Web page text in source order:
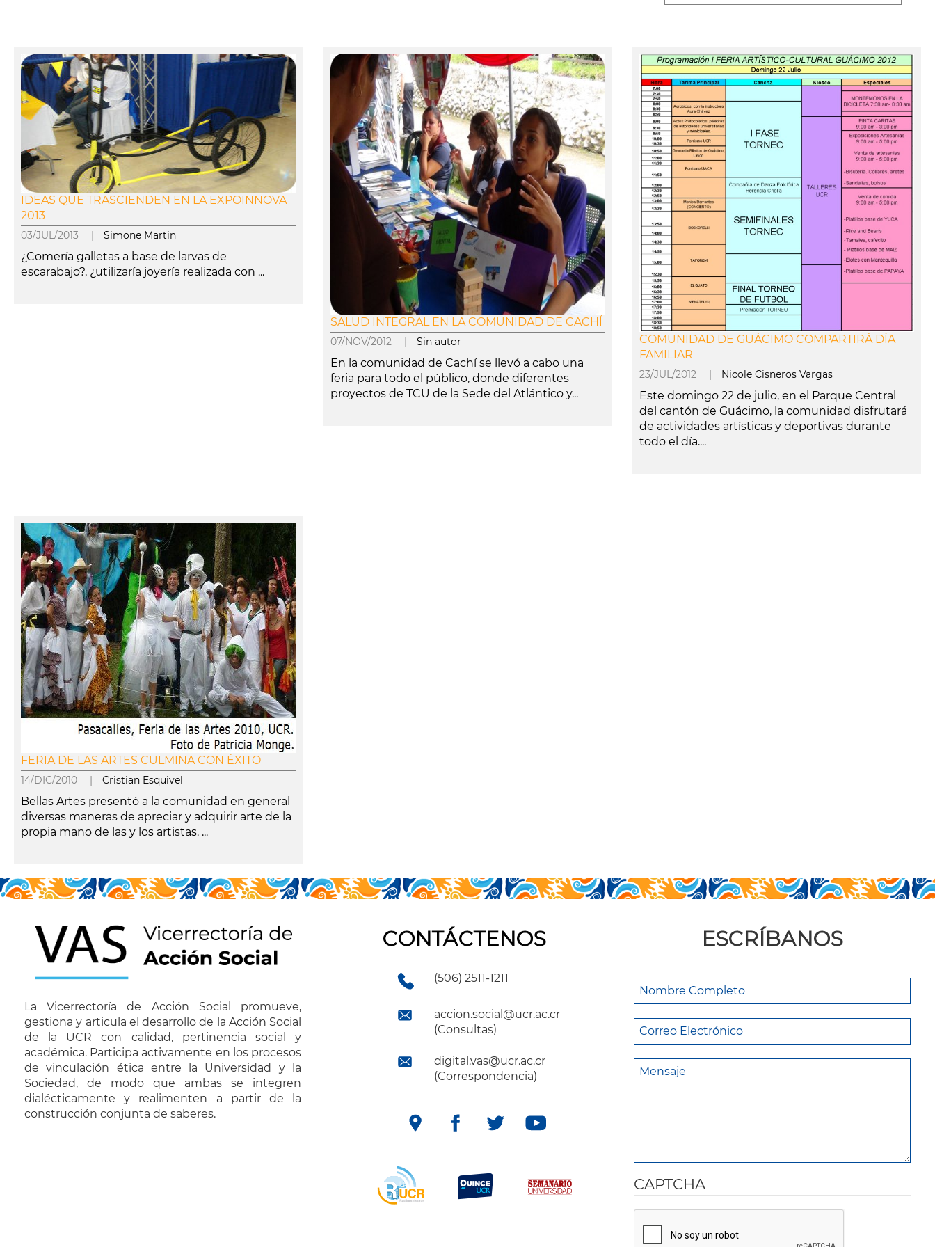
IDEAS QUE TRASCIENDEN EN LA EXPOINNOVA
2013
03/JUL/2013 | Simone Martin
¿Comería galletas a base de larvas de
escarabajo?, ¿utilizaría joyería realizada con ...
SALUD INTEGRAL EN LA COMUNIDAD DE CACHÍ
07/NOV/2012 | Sin autor
En la comunidad de Cachí se llevó a cabo una
feria para todo el público, donde diferentes
proyectos de TCU de la Sede del Atlántico y...
COMUNIDAD DE GUÁCIMO COMPARTIRÁ DÍA
FAMILIAR
23/JUL/2012 | Nicole Cisneros Vargas
Este domingo 22 de julio, en el Parque Central
del cantón de Guácimo, la comunidad disfrutará
de actividades artísticas y deportivas durante
todo el día....
FERIA DE LAS ARTES CULMINA CON ÉXITO
14/DIC/2010 | Cristian Esquivel
Bellas Artes presentó a la comunidad en general
diversas maneras de apreciar y adquirir arte de la
propia mano de las y los artistas. ...
La Vicerrectoría de Acción Social promueve,
gestiona y articula el desarrollo de la Acción Social
de la UCR con calidad, pertinencia social y
académica. Participa activamente en los procesos
de vinculación ética entre la Universidad y la
Sociedad, de modo que ambas se integren
dialécticamente y realimenten a partir de la
construcción conjunta de saberes.
CONTÁCTENOS
(506) 2511-1211
accion.social@ucr.ac.cr
(Consultas)
digital.vas@ucr.ac.cr
(Correspondencia)
ESCRÍBANOS
CAPTCHA